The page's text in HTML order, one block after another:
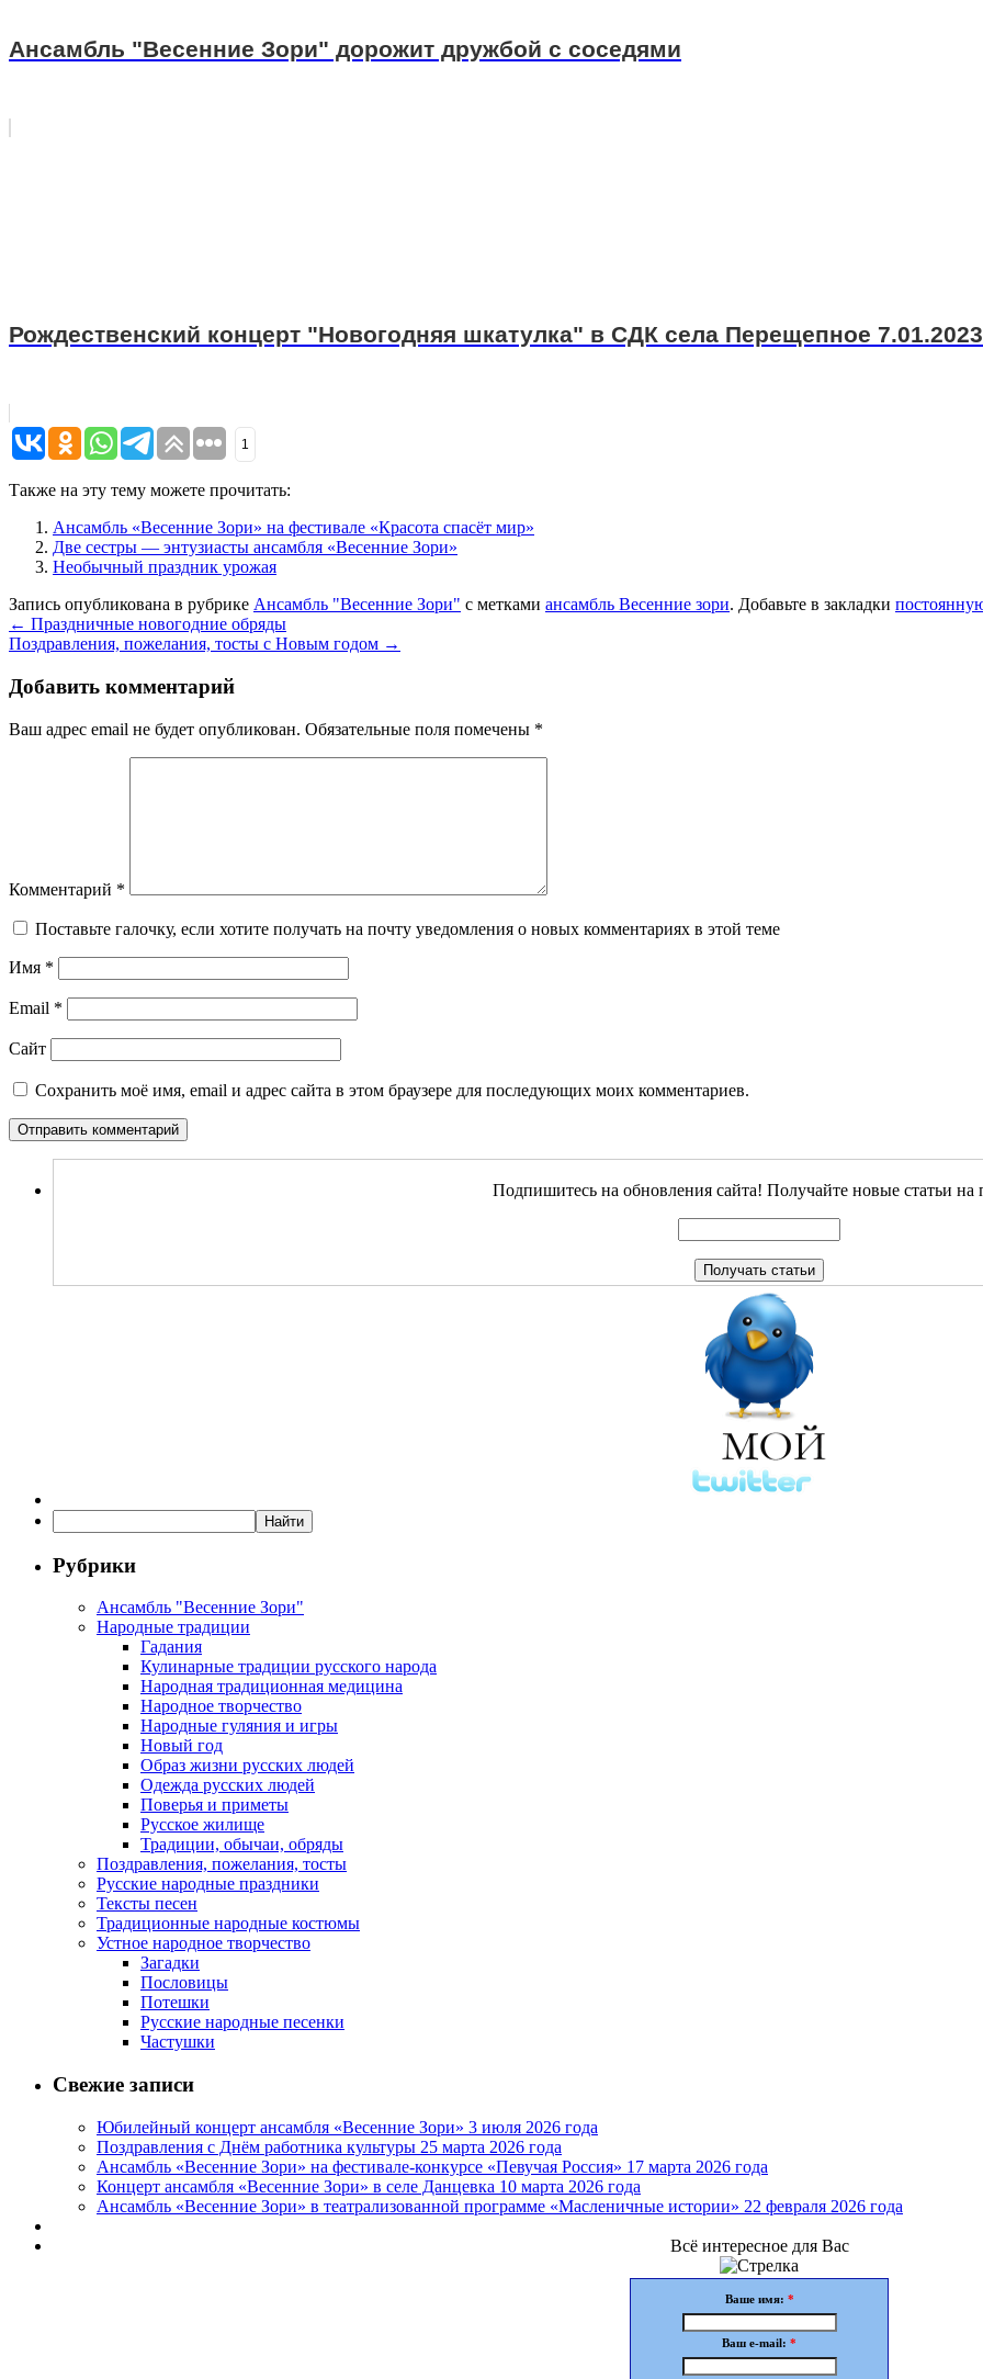
Ансамбль "Весенние Зори" дорожит дружбой с соседями
Рождественский концерт "Новогодняя шкатулка" в СДК села Перещепное
1
Также на эту тему можете прочитать:
Ансамбль «Весенние Зори» на фестивале «Красота спасёт мир»
Две сестры — энтузиасты ансамбля «Весенние Зори»
Необычный праздник урожая
Запись опубликована в рубрике Ансамбль "Весенние Зори" с метками ансамбль Весенние зори. Добавьте в закладки
← Праздничные новогодние обряды
Поздравления, пожелания, тосты с Новым годом →
Добавить комментарий
Ваш адрес email не будет опубликован. Обязательные поля помечены *
Комментарий *
Поставьте галочку, если хотите получать на почту уведомления о новых комментариях в этой теме
Имя *
Email *
Сайт
Сохранить моё имя, email и адрес сайта в этом браузере для последующих моих комментариев.
Подпишитесь на обновления сайта! Получайте новые статьи на
Рубрики
Ансамбль "Весенние Зори"
Народные традиции
Гадания
Кулинарные традиции русского народа
Народная традиционная медицина
Народное творчество
Народные гуляния и игры
Новый год
Образ жизни русских людей
Одежда русских людей
Поверья и приметы
Русское жилище
Традиции, обычаи, обряды
Поздравления, пожелания, тосты
Русские народные праздники
Тексты песен
Традиционные народные костюмы
Устное народное творчество
Загадки
Пословицы
Потешки
Русские народные песенки
Частушки
Свежие записи
Юбилейный концерт ансамбля «Весенние Зори» 3 июля 2026 года
Поздравления с Днём работника культуры 25 марта 2026 года
Ансамбль «Весенние Зори» на фестивале-конкурсе «Певучая Россия» 17 марта 2026 года
Концерт ансамбля «Весенние Зори» в селе Данцевка 10 марта 2026 года
Ансамбль «Весенние Зори» в театрализованной программе «Масленичные истории» 22 февраля 2026 года
Всё интересное для Вас
Ваше имя: *
Ваш e-mail: *